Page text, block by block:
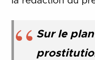
Sur le